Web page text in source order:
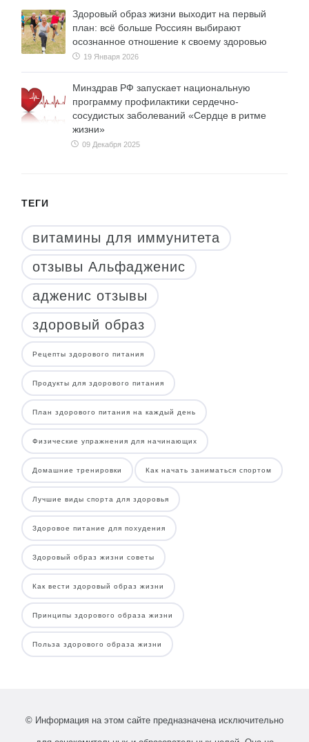
Здоровый образ жизни выходит на первый
план: всё больше Россиян выбирают
осознанное отношение к своему здоровью
19 Января 2026
Минздрав РФ запускает национальную
программу профилактики сердечно-
сосудистых заболеваний «Сердце в ритме
жизни»
09 Декабря 2025
ТЕГИ
витамины для иммунитета
отзывы Альфадженис
адженис отзывы
здоровый образ
Рецепты здорового питания
Продукты для здорового питания
План здорового питания на каждый день
Физические упражнения для начинающих
Домашние тренировки Как начать заниматься спортом
Лучшие виды спорта для здоровья
Здоровое питание для похудения
Здоровый образ жизни советы
Как вести здоровый образ жизни
Принципы здорового образа жизни
Польза здорового образа жизни
© Информация на этом сайте предназначена исключительно